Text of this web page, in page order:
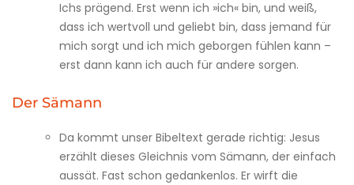
Ichs prägend. Erst wenn ich »ich« bin, und weiß,
dass ich wertvoll und geliebt bin, dass jemand für
mich sorgt und ich mich geborgen fühlen kann –
erst dann kann ich auch für andere sorgen.
Der Sämann
Da kommt unser Bibeltext gerade richtig: Jesus
erzählt dieses Gleichnis vom Sämann, der einfach
aussät. Fast schon gedankenlos. Er wirft die